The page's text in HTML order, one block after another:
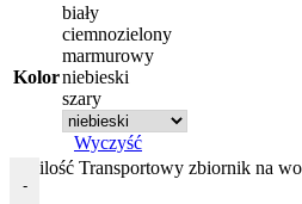
Kolor
biały
ciemnozielony
marmurowy
niebieski
szary
Wyczyść
-
ilość Transportowy zbiornik na